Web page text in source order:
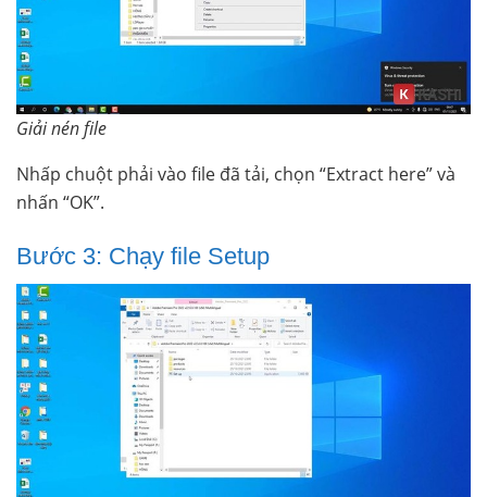
Giải nén file
Nhấp chuột phải vào file đã tải, chọn “Extract here” và
nhấn “OK”.
Bước 3: Chạy file Setup